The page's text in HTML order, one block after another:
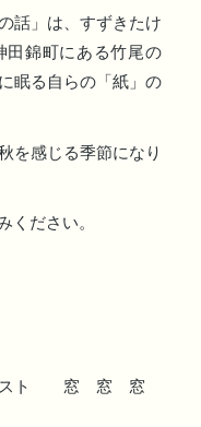
話」は、すずきたけ
田錦町にある竹尾の
眠る自らの「紙」の
を感じる季節になり
ください。
ラスト 窓 窓 窓